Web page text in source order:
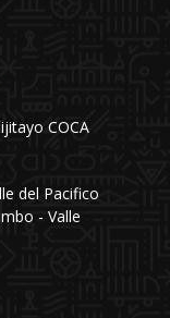
COCA
del Pacifico
- Valle